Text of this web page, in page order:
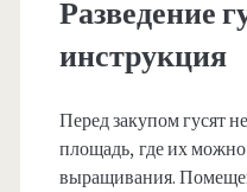
Разведение
инструкция
Перед закупом гусят
площадь, где их можно
выращивания.